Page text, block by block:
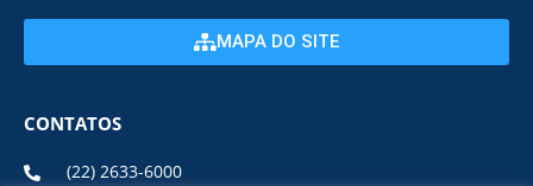
MAPA DO SITE
CONTATOS
(22) 2633-6000